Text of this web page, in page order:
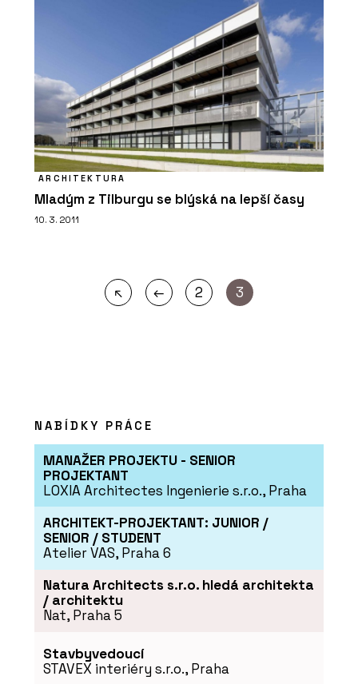
ARCHITEKTURA
Mladým z Tilburgu se blýská na lepší časy
10. 3. 2011
↖ ← 2 3
NABÍDKY PRÁCE
MANAŽER PROJEKTU - SENIOR
PROJEKTANT
LOXIA Architectes Ingenierie s.r.o., Praha
ARCHITEKT-PROJEKTANT: JUNIOR /
SENIOR / STUDENT
Atelier VAS, Praha 6
Natura Architects s.r.o. hledá architekta
/ architektu
Nat, Praha 5
Stavbyvedoucí
STAVEX interiéry s.r.o., Praha